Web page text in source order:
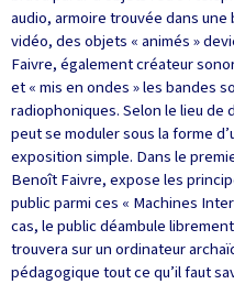
audio, armoire trouvée dans
vidéo, des objets « animés »
Faivre, également créateur
et « mis en ondes » les bandes
radiophoniques. Selon le lieu de
peut se moduler sous la forme
exposition simple. Dans le
Benoît Faivre, expose les
public parmi ces « Machines
cas, le public déambule
trouvera sur un ordinateur
pédagogique tout ce qu’il faut